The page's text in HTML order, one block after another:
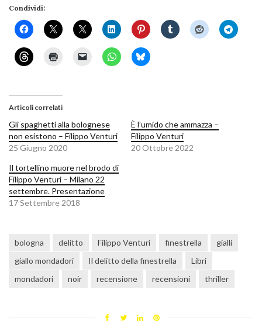
Condividi:
Articoli correlati
Gli spaghetti alla bolognese
non esistono – Filippo Venturi
25 Giugno 2020
È l’umido che ammazza –
Filippo Venturi
20 Ottobre 2022
Il tortellino muore nel brodo di
Filippo Venturi – Milano 22
settembre. Presentazione
17 Settembre 2018
bologna delitto Filippo Venturi finestrella
gialli
giallo mondadori
Il delitto della finestrella
Libri
mondadori
noir recensione recensioni thriller